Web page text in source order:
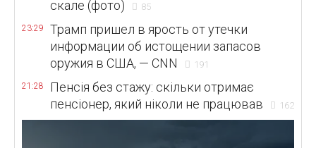
скале (фото)
85
23:29
Трамп пришел в ярость от утечки
информации об истощении запасов
оружия в США, — CNN
191
21:28
Пенсія без стажу: скільки отримає
пенсіонер, який ніколи не працював
162